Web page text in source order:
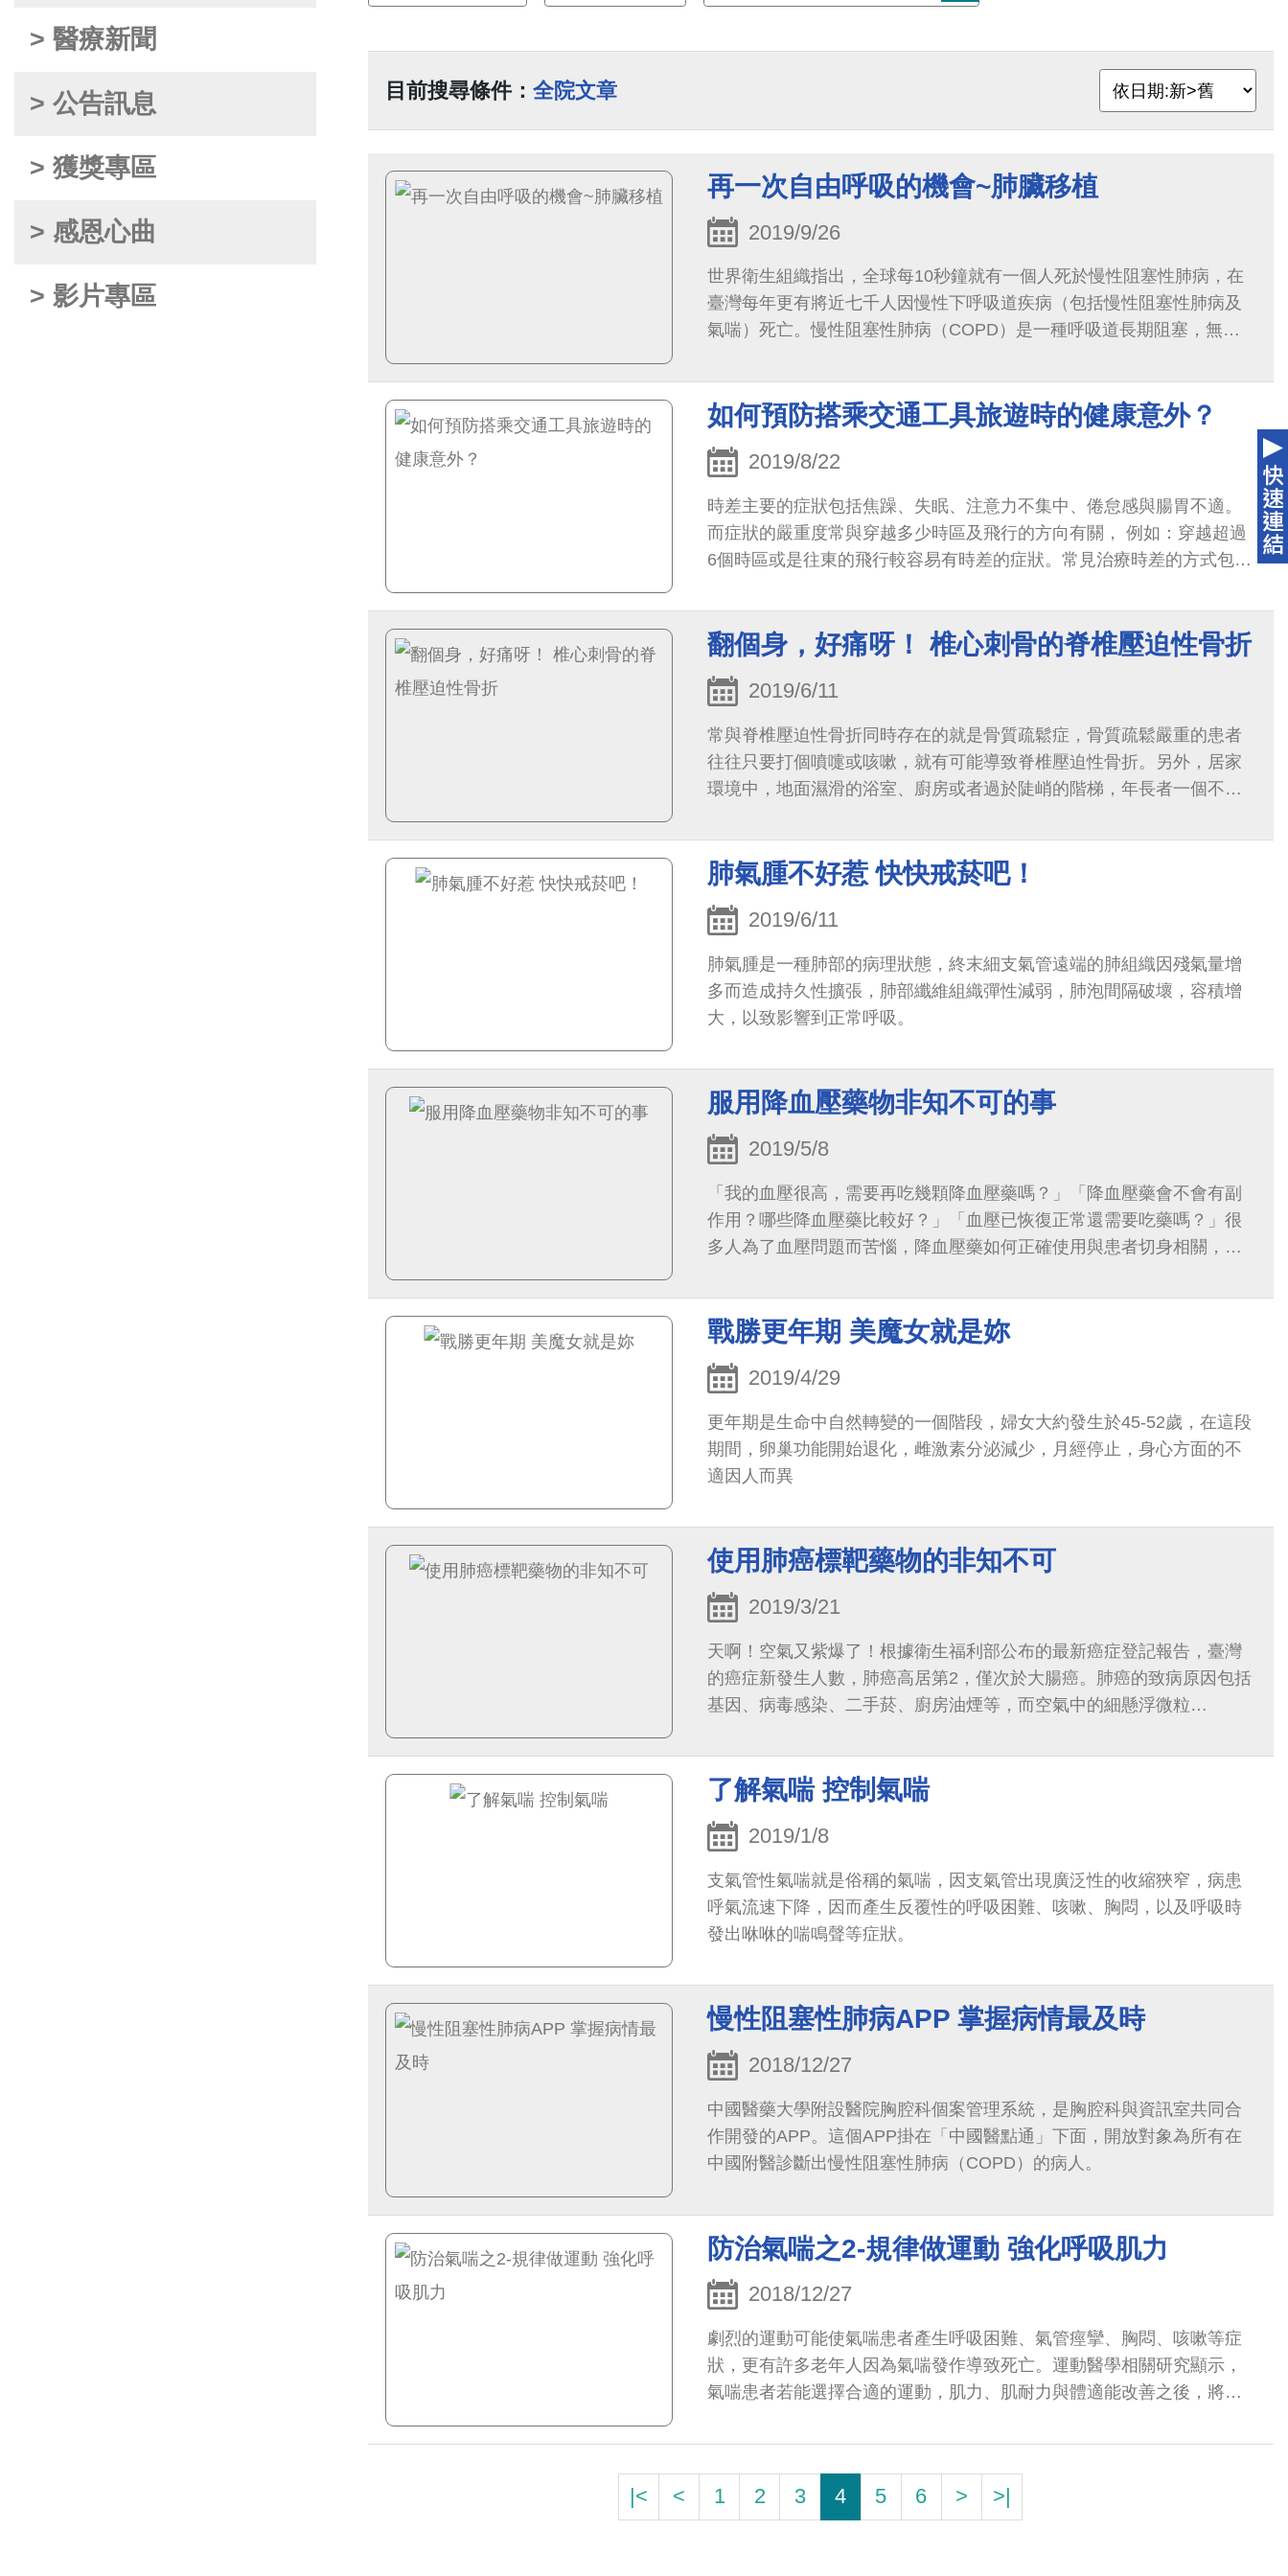
> 醫療新聞
> 公告訊息
> 獲獎專區
> 感恩心曲
> 影片專區
目前搜尋條件： 全院文章
再一次自由呼吸的機會~肺臟移植
2019/9/26
世界衛生組織指出，全球每10秒鐘就有一個人死於慢性阻塞性肺病，在
臺灣每年更有將近七千人因慢性下呼吸道疾病（包括慢性阻塞性肺病及
氣喘）死亡。慢性阻塞性肺病（COPD）是一種呼吸道長期阻塞，無法
如何預防搭乘交通工具旅遊時的健康意外？
2019/8/22
時差主要的症狀包括焦躁、失眠、注意力不集中、倦怠感與腸胃不適。
而症狀的嚴重度常與穿越多少時區及飛行的方向有關， 例如：穿越超過
6個時區或是往東的飛行較容易有時差的症狀。常見治療時差的方式包
翻個身，好痛呀！ 椎心刺骨的脊椎壓迫性骨折
2019/6/11
常與脊椎壓迫性骨折同時存在的就是骨質疏鬆症，骨質疏鬆嚴重的患者
往往只要打個噴嚏或咳嗽，就有可能導致脊椎壓迫性骨折。另外，居家
環境中，地面濕滑的浴室、廚房或者過於陡峭的階梯，年長者一個不小
肺氣腫不好惹 快快戒菸吧！
2019/6/11
肺氣腫是一種肺部的病理狀態，終末細支氣管遠端的肺組織因殘氣量增
多而造成持久性擴張，肺部纖維組織彈性減弱，肺泡間隔破壞，容積增
大，以致影響到正常呼吸。
服用降血壓藥物非知不可的事
2019/5/8
「我的血壓很高，需要再吃幾顆降血壓藥嗎？」「降血壓藥會不會有副
作用？哪些降血壓藥比較好？」「血壓已恢復正常還需要吃藥嗎？」很
多人為了血壓問題而苦惱，降血壓藥如何正確使用與患者切身相關，以
戰勝更年期 美魔女就是妳
2019/4/29
更年期是生命中自然轉變的一個階段，婦女大約發生於45-52歲，在這段
期間，卵巢功能開始退化，雌激素分泌減少，月經停止，身心方面的不
適因人而異
使用肺癌標靶藥物的非知不可
2019/3/21
天啊！空氣又紫爆了！根據衛生福利部公布的最新癌症登記報告，臺灣
的癌症新發生人數，肺癌高居第2，僅次於大腸癌。肺癌的致病原因包括
基因、病毒感染、二手菸、廚房油煙等，而空氣中的細懸浮微粒
了解氣喘 控制氣喘
2019/1/8
支氣管性氣喘就是俗稱的氣喘，因支氣管出現廣泛性的收縮狹窄，病患
呼氣流速下降，因而產生反覆性的呼吸困難、咳嗽、胸悶，以及呼吸時
發出咻咻的喘鳴聲等症狀。
慢性阻塞性肺病APP 掌握病情最及時
2018/12/27
中國醫藥大學附設醫院胸腔科個案管理系統，是胸腔科與資訊室共同合
作開發的APP。這個APP掛在「中國醫點通」下面，開放對象為所有在
中國附醫診斷出慢性阻塞性肺病（COPD）的病人。
防治氣喘之2-規律做運動 強化呼吸肌力
2018/12/27
劇烈的運動可能使氣喘患者產生呼吸困難、氣管痙攣、胸悶、咳嗽等症
狀，更有許多老年人因為氣喘發作導致死亡。運動醫學相關研究顯示，
氣喘患者若能選擇合適的運動，肌力、肌耐力與體適能改善之後，將可
|< < 1 2 3 4 5 6 > >|